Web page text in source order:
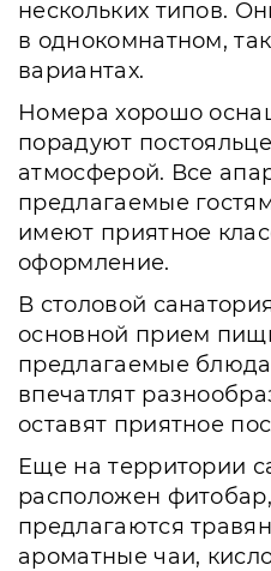
нескольких типов.
в однокомнатном,
вариантах.
Номера хорошо
порадуют
атмосферой. Все
предлагаемые
имеют приятное
оформление.
В столовой
основной прием
предлагаемые
впечатлят
оставят приятное
Еще на территории
расположен
предлагаются
ароматные чаи,